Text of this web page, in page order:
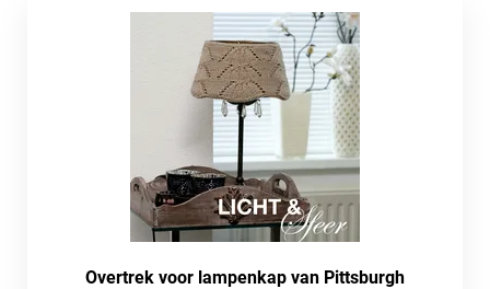
Overtrek voor lampenkap van Pittsburgh